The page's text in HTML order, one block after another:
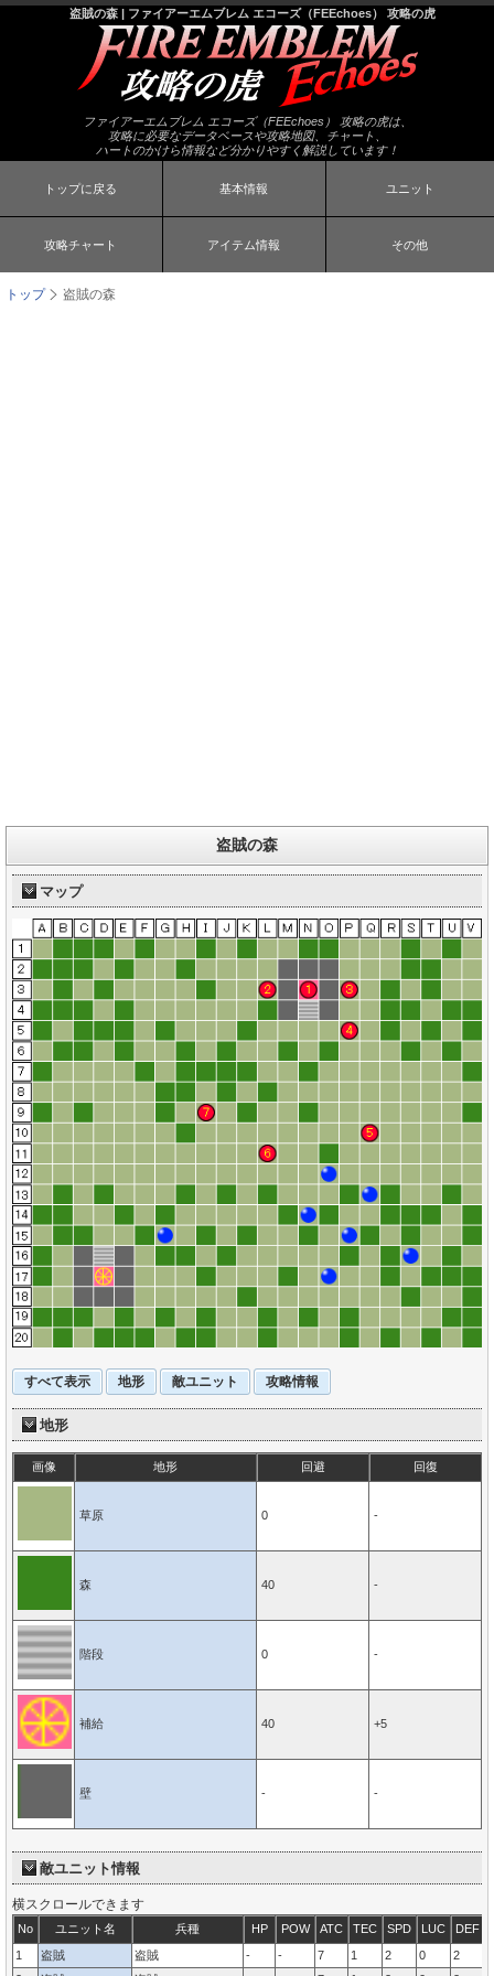
盗賊の森 | ファイアーエムブレム エコーズ（FEEchoes） 攻略の虎
ファイアーエムブレム エコーズ（FEEchoes） 攻略の虎は、
攻略に必要なデータベースや攻略地図、チャート、
ハートのかけら情報など分かりやすく解説しています！
トップに戻る 基本情報 ユニット
攻略チャート アイテム情報 その他
トップ 盗賊の森
盗賊の森
マップ
すべて表示 地形 敵ユニット 攻略情報
地形
画像 地形 回避 回復
草原 0 -
森 40 -
階段 0 -
補給 40 +5
壁 - -
敵ユニット情報
横スクロールできます
No ユニット名 兵種 HP POW ATC TEC SPD LUC DEF
1
盗賊 盗賊 - - 7 1 2 0 2